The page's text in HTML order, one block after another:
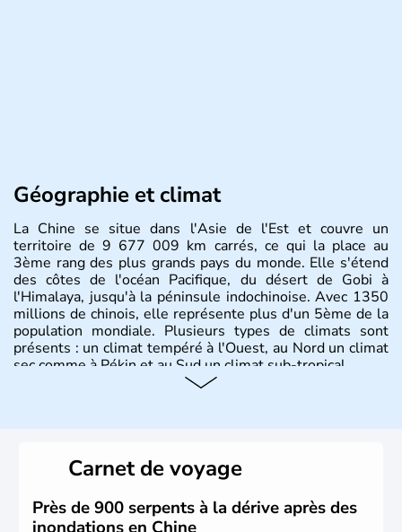
Géographie et climat
La Chine se situe dans l'Asie de l'Est et couvre un
territoire de 9 677 009 km carrés, ce qui la place au
3ème rang des plus grands pays du monde. Elle s'étend
des côtes de l'océan Pacifique, du désert de Gobi à
l'Himalaya, jusqu'à la péninsule indochinoise. Avec 1350
millions de chinois, elle représente plus d'un 5ème de la
population mondiale. Plusieurs types de climats sont
présents : un climat tempéré à l'Ouest, au Nord un climat
sec comme à Pékin et au Sud un climat sub-tropical.
dynasties. La dynastie Qing a été la dernière à régner
jusqu'aux guerres de l'opium lorsque la Chine s'est
constituée comme nation et a retrouvé son indépendance
en 1945. Illustre pays en matière d'inventions avant-
Carnet de voyage
Près de 900 serpents à la dérive après des